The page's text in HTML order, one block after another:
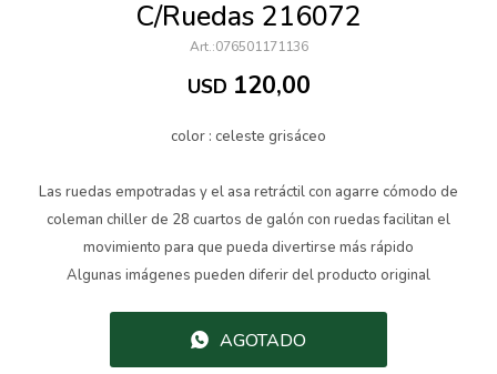
C/Ruedas 216072
076501171136
USD 120,00
color : celeste grisáceo
Las ruedas empotradas y el asa retráctil con agarre cómodo de
coleman chiller de 28 cuartos de galón con ruedas facilitan el
movimiento para que pueda divertirse más rápido
Algunas imágenes pueden diferir del producto original
AGOTADO